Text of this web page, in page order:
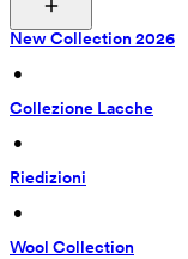
New Collection 2026
•
Collezione Lacche
•
Riedizioni
•
Wool Collection